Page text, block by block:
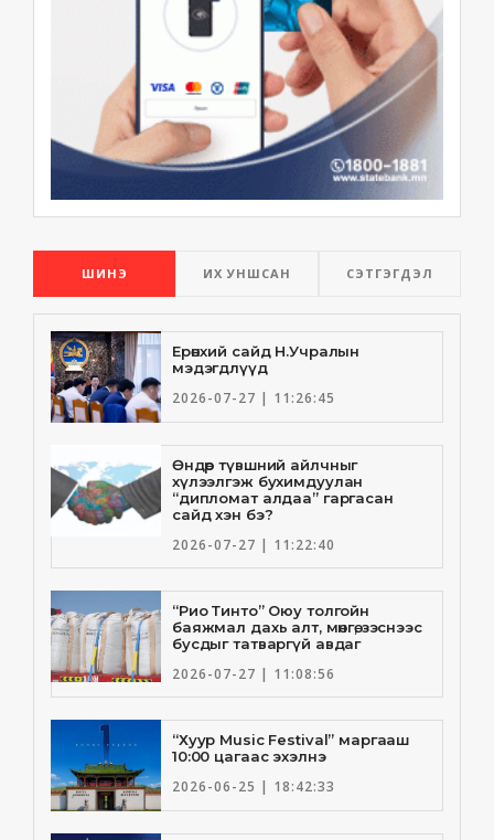
ШИНЭ ИХ УНШСАН СЭТГЭГДЭЛ
Ерөнхий сайд Н.Учралын
мэдэгдлүүд
2026-07-27 | 11:26:45
Өндөр түвшний айлчныг
хүлээлгэж бухимдуулан
“дипломат алдаа” гаргасан
сайд хэн бэ?
2026-07-27 | 11:22:40
“Рио Тинто” Оюу толгойн
баяжмал дахь алт, мөнгө, зэснээс
бусдыг татваргүй авдаг
2026-07-27 | 11:08:56
“Хуур Music Festival” маргааш
10:00 цагаас эхэлнэ
2026-06-25 | 18:42:33